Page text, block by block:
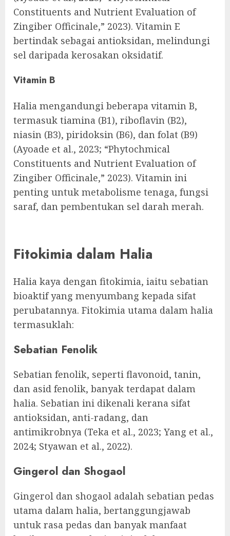
Constituents and Nutrient Evaluation of
Zingiber Officinale,” 2023). Vitamin E
bertindak sebagai antioksidan, melindungi
sel daripada kerosakan oksidatif.
Vitamin B
Halia mengandungi beberapa vitamin B,
termasuk tiamina (B1), riboflavin (B2),
niasin (B3), piridoksin (B6), dan folat (B9)
(Ayoade et al., 2023; “Phytochmical
Constituents and Nutrient Evaluation of
Zingiber Officinale,” 2023). Vitamin ini
penting untuk metabolisme tenaga, fungsi
saraf, dan pembentukan sel darah merah.
Fitokimia dalam Halia
Halia kaya dengan fitokimia, iaitu sebatian
bioaktif yang menyumbang kepada sifat
perubatannya. Fitokimia utama dalam halia
termasuklah:
Sebatian Fenolik
Sebatian fenolik, seperti flavonoid, tanin,
dan asid fenolik, banyak terdapat dalam
halia. Sebatian ini dikenali kerana sifat
antioksidan, anti-radang, dan
antimikrobnya (Teka et al., 2023; Yang et al.,
2024; Styawan et al., 2022).
Gingerol dan Shogaol
Gingerol dan shogaol adalah sebatian pedas
utama dalam halia, bertanggungjawab
untuk rasa pedas dan banyak manfaat